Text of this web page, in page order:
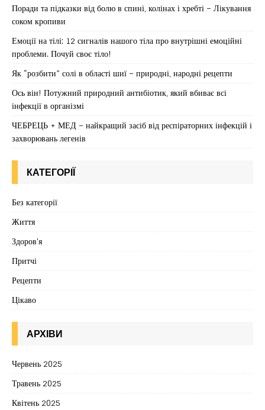
Поради та підказки від болю в спині, колінах і хребті – Лікування
соком кропиви
Емоції на тілі: 12 сигналів нашого тіла про внутрішні емоційні
проблеми. Почуй своє тіло!
Як “розбити” солі в області шиї – природні, народні рецепти
Ось він! Потужний природний антибіотик, який вбиває всі
інфекції в організмі
ЧЕБРЕЦЬ + МЕД – найкращий засіб від респіраторних інфекцій і
захворювань легенів
КАТЕГОРІЇ
Без категорії
Життя
Здоров'я
Притчі
Рецепти
Цікаво
АРХІВИ
Червень 2025
Травень 2025
Квітень 2025